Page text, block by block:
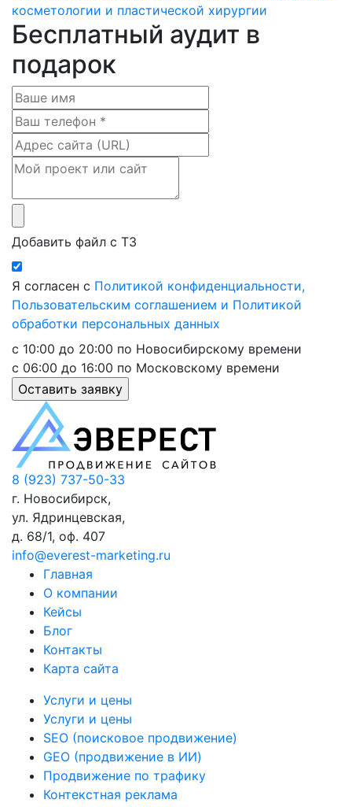
косметологии и пластической хирургии
Бесплатный аудит в
подарок
Добавить файл с ТЗ
Я согласен с Политикой конфиденциальности,
Пользовательским соглашением и Политикой
обработки персональных данных
с 10:00 до 20:00 по Новосибирскому времени
с 06:00 до 16:00 по Московскому времени
8 (923) 737-50-33
г. Новосибирск,
ул. Ядринцевская,
д. 68/1, оф. 407
info@everest-marketing.ru
Главная
О компании
Кейсы
Блог
Контакты
Карта сайта
Услуги и цены
Услуги и цены
SEO (поисковое продвижение)
GEO (продвижение в ИИ)
Продвижение по трафику
Контекстная реклама